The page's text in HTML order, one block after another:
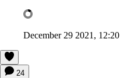
December 29 2021, 12:20
24